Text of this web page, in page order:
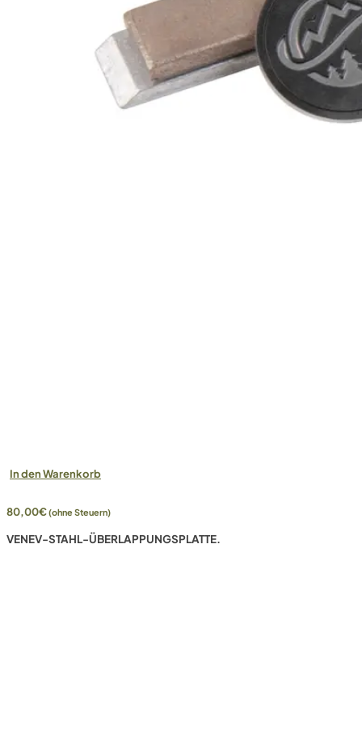
In den Warenkorb
80,00€(ohne Steuern)
VENEV-STAHL-ÜBERLAPPUNGSPLATTE.